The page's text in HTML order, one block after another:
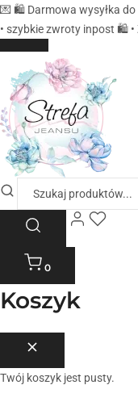
💌 🛍️ Darmowa wysyłka
• szybkie zwroty inpost 🛍️ •
0
Koszyk
Twój koszyk jest pusty.